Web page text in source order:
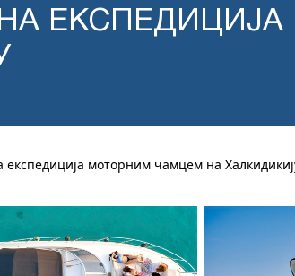
експедиција моторним чамцем на